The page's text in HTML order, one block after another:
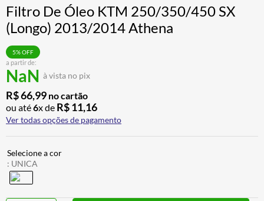
Filtro De Óleo KTM 250/350/450 SX
(Longo) 2013/2014 Athena
a partir de:
NaN à vista no pix
5% OFF
R$66,99 no cartão
ou até6x de R$11,16
Ver todas opções de pagamento
: UNICA
5º LUVA
6 º BAU
7º
8 º ALPINESTAR
9º AIROH
10º BOTAS